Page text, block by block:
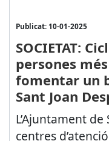
Publicat: 10-01-2025
SOCIETAT:
persones
fomentar un
Sant Joan
L’Ajuntament
centres